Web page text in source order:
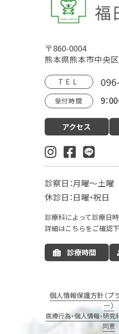
病院概要 福田病院の歴史
診療案内
婦人科・更
肛門外科
麻酔科
お産の入院について
お
お食事について
LDR
新生児センター
出産の
里帰り出産
病院情報の
マタニティサポート
ナーサリーコアラ
コア
コアラウェルネスのご予約
〒860-0004
熊本県熊本市中央
TEL
受付時間 9：
アクセス
診察日：月曜～土曜
休診日：日曜・祝日
診療科によって診療日
詳細はこちらをご確認
診療時間
個人情報保護方針（プ
ー）
医療行為・個人情報・研
同意